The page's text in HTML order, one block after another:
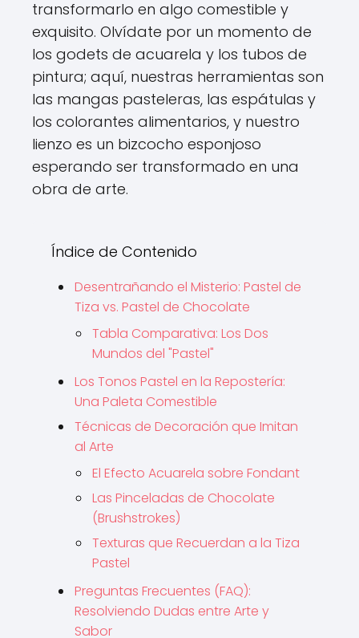
transformarlo en algo comestible y
exquisito. Olvídate por un momento de
los godets de acuarela y los tubos de
pintura; aquí, nuestras herramientas son
las mangas pasteleras, las espátulas y
los colorantes alimentarios, y nuestro
lienzo es un bizcocho esponjoso
esperando ser transformado en una
obra de arte.
Índice de Contenido
Desentrañando el Misterio: Pastel de
Tiza vs. Pastel de Chocolate
Tabla Comparativa: Los Dos
Mundos del "Pastel"
Los Tonos Pastel en la Repostería:
Una Paleta Comestible
Técnicas de Decoración que Imitan
al Arte
El Efecto Acuarela sobre Fondant
Las Pinceladas de Chocolate
(Brushstrokes)
Texturas que Recuerdan a la Tiza
Pastel
Preguntas Frecuentes (FAQ):
Resolviendo Dudas entre Arte y
Sabor